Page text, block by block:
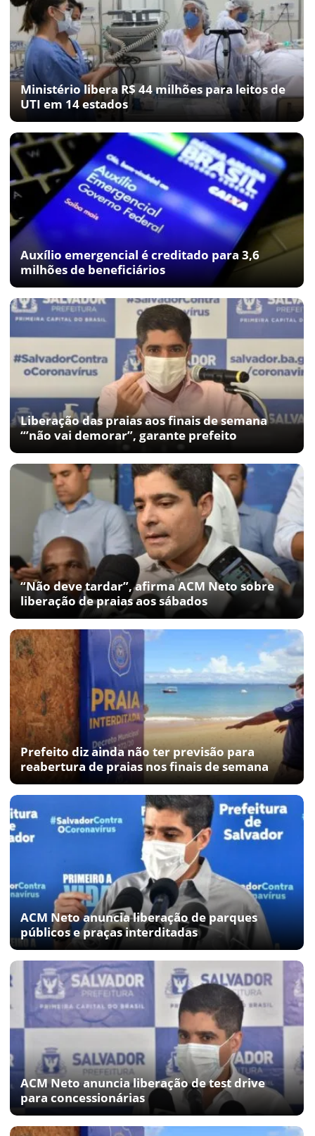
Ministério libera R$ 44 milhões para leitos de
UTI em 14 estados
Auxílio emergencial é creditado para 3,6
milhões de beneficiários
Liberação das praias aos finais de semana
“’não vai demorar”, garante prefeito
“Não deve tardar”, afirma ACM Neto sobre
liberação de praias aos sábados
Prefeito diz ainda não ter previsão para
reabertura de praias nos finais de semana
ACM Neto anuncia liberação de parques
públicos e praças interditadas
ACM Neto anuncia liberação de test drive
para concessionárias